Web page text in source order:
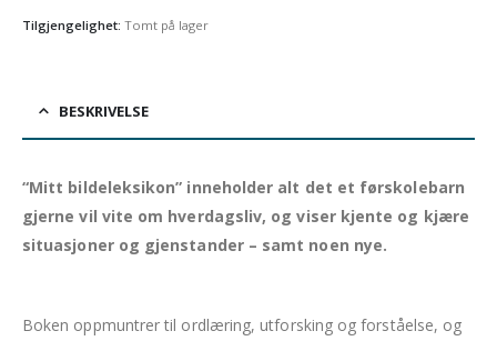
Tilgjengelighet: Tomt på lager
BESKRIVELSE
“Mitt bildeleksikon” inneholder alt det et førskolebarn
gjerne vil vite om hverdagsliv, og viser kjente og kjære
situasjoner og gjenstander – samt noen nye.
Boken oppmuntrer til ordlæring, utforsking og forståelse, og